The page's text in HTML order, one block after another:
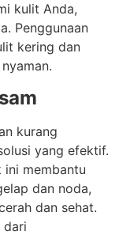
kulit Anda,
Penggunaan
kering dan
kurang
yang efektif.
ini membantu
dan noda,
dan sehat.
dari